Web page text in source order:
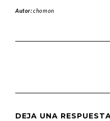
Autor:chomon
DEJA UNA